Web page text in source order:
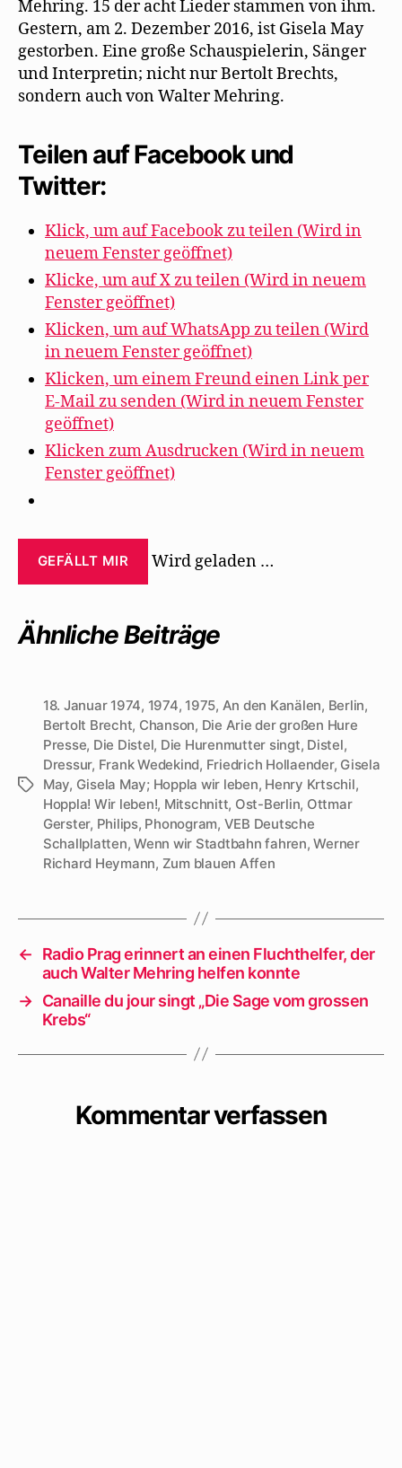
Mehring. 15 der acht Lieder stammen von ihm.
Gestern, am 2. Dezember 2016, ist Gisela May
gestorben. Eine große Schauspielerin, Sänger
und Interpretin; nicht nur Bertolt Brechts,
sondern auch von Walter Mehring.
Teilen auf Facebook und
Twitter:
Klick, um auf Facebook zu teilen (Wird in
neuem Fenster geöffnet)
Klicke, um auf X zu teilen (Wird in neuem
Fenster geöffnet)
Klicken, um auf WhatsApp zu teilen (Wird
in neuem Fenster geöffnet)
Klicken, um einem Freund einen Link per
E-Mail zu senden (Wird in neuem Fenster
geöffnet)
Klicken zum Ausdrucken (Wird in neuem
Fenster geöffnet)
GEFÄLLT MIR Wird geladen …
Ähnliche Beiträge
Schlagwörter
18. Januar 1974, 1974, 1975, An den Kanälen, Berlin,
Bertolt Brecht, Chanson, Die Arie der großen Hure
Presse, Die Distel, Die Hurenmutter singt, Distel,
Dressur, Frank Wedekind, Friedrich Hollaender, Gisela
May, Gisela May; Hoppla wir leben, Henry Krtschil,
Hoppla! Wir leben!, Mitschnitt, Ost-Berlin, Ottmar
Gerster, Philips, Phonogram, VEB Deutsche
Schallplatten,Wenn wir Stadtbahn fahren,Werner
Richard Heymann, Zum blauen Affen
←
Radio Prag erinnert an einen Fluchthelfer, der
auch Walter Mehring helfen konnte
→ Canaille du jour singt „Die Sage vom grossen
Krebs“
Kommentar verfassen